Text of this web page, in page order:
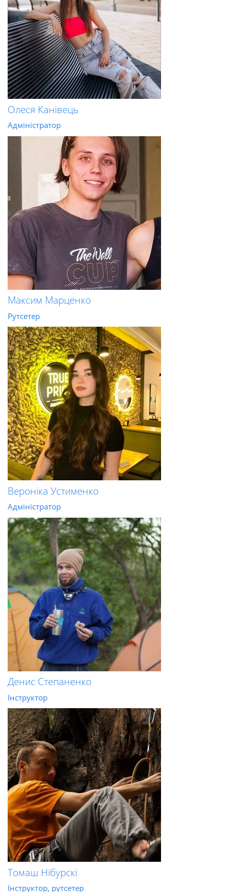
Олеся Канівець
Адміністратор
Максим Марценко
Рутсетер
Вероніка Устименко
Адміністратор
Денис Степаненко
Інструктор
Томаш Нібурскі
Інструктор, рутсетер